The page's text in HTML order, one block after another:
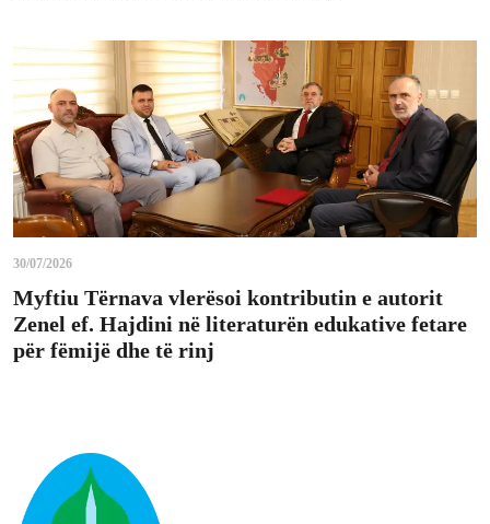
30/07/2026
Myftiu Tërnava vlerësoi kontributin e autorit
Zenel ef. Hajdini në literaturën edukative fetare
për fëmijë dhe të rinj